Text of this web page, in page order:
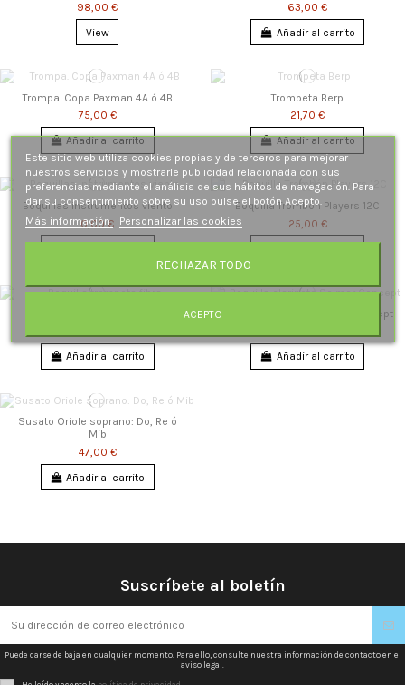
98,00 €
View
63,00 €
Añadir al carrito
Trompa. Copa Paxman 4A ó 4B
75,00 €
Añadir al carrito
Trompeta Berp
21,70 €
Añadir al carrito
Boquillas instrumentos viento
0,00 €
Boquilla Trombón Players 12C
25,00 €
Añadir al carrito
Boquilla clarinete Selmer Concept
Añadir al carrito
Susato Oriole soprano: Do, Re ó
Mib
47,00 €
Añadir al carrito
Suscríbete al boletín
Puede darse de baja en cualquier momento. Para ello, consulte nuestra información de contacto en el
aviso legal.
Este sitio web utiliza cookies propias y de terceros para mejorar
nuestros servicios y mostrarle publicidad relacionada con sus
preferencias mediante el análisis de sus hábitos de navegación. Para
dar su consentimiento sobre su uso pulse el botón Acepto.
Más información
Personalizar las cookies
RECHAZAR TODO
ACEPTO